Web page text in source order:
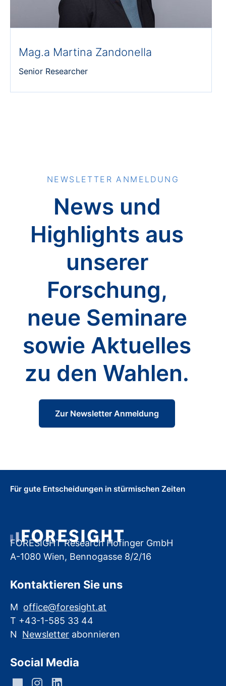
Mag.a Martina Zandonella
Senior Researcher
NEWSLETTER ANMELDUNG
News und
Highlights aus
unserer
Forschung,
neue Seminare
sowie Aktuelles
zu den Wahlen.
Zur Newsletter Anmeldung
Für gute Entscheidungen in stürmischen Zeiten
FORESIGHT Research Hofinger GmbH
A-1080 Wien, Bennogasse 8/2/16
Kontaktieren Sie uns
M office@foresight.at
T +43-1-585 33 44
N
Newsletter abonnieren
Social Media